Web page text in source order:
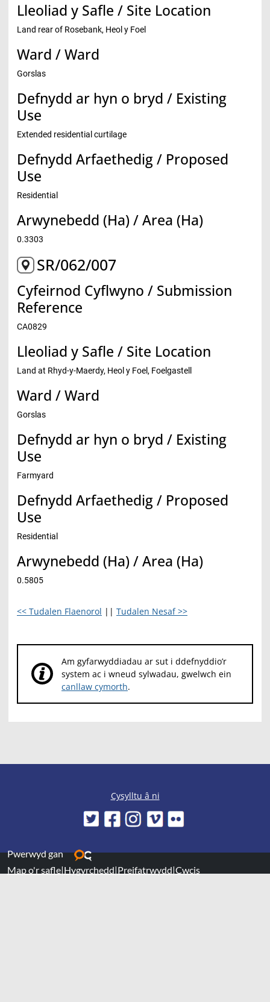
Lleoliad y Safle / Site Location
Land rear of Rosebank, Heol y Foel
Ward / Ward
Gorslas
Defnydd ar hyn o bryd / Existing
Use
Extended residential curtilage
Defnydd Arfaethedig / Proposed
Use
Residential
Arwynebedd (Ha) / Area (Ha)
0.3303
SR/062/007
Cyfeirnod Cyflwyno / Submission
Reference
CA0829
Lleoliad y Safle / Site Location
Land at Rhyd-y-Maerdy, Heol y Foel, Foelgastell
Ward / Ward
Gorslas
Defnydd ar hyn o bryd / Existing
Use
Farmyard
Defnydd Arfaethedig / Proposed
Use
Residential
Arwynebedd (Ha) / Area (Ha)
0.5805
<< Tudalen Flaenorol || Tudalen Nesaf >>
Am gyfarwyddiadau ar sut i ddefnyddio’r
system ac i wneud sylwadau, gwelwch ein
canllaw cymorth.
Cysylltu â ni
Pwerwyd gan
Map o'r safle|Hygyrchedd|Preifatrwydd|Cwcis